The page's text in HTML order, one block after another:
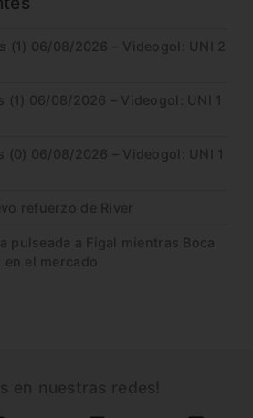
(1) 06/08/2026 – Videogol: UNI 2
(1) 06/08/2026 – Videogol: UNI 1
(0) 06/08/2026 – Videogol: UNI 1
refuerzo de River
pulseada a Figal mientras Boca
en el mercado